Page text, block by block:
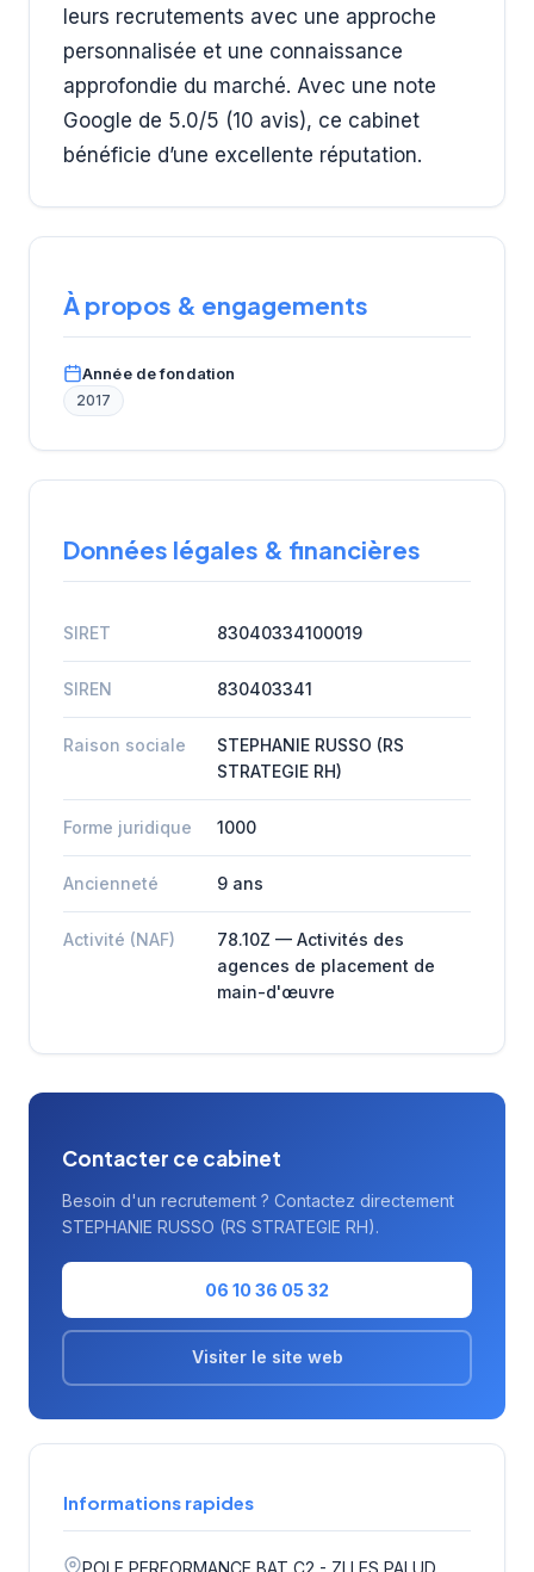
leurs recrutements avec une approche
personnalisée et une connaissance
approfondie du marché. Avec une note
Google de 5.0/5 (10 avis), ce cabinet
bénéficie d’une excellente réputation.
À propos & engagements
Année de fondation
2017
Données légales & financières
SIRET 83040334100019
SIREN 830403341
Raison sociale
STEPHANIE RUSSO (RS
STRATEGIE RH)
Forme juridique 1000
Ancienneté 9 ans
Activité (NAF)
78.10Z — Activités des
agences de placement de
main-d'œuvre
Contacter ce cabinet
Besoin d'un recrutement ? Contactez directement
STEPHANIE RUSSO (RS STRATEGIE RH).
06 10 36 05 32
Visiter le site web
Informations rapides